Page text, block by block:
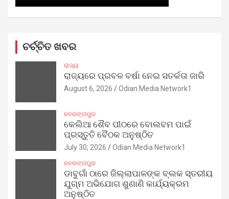
ଚର୍ଚ୍ଚିତ ଖବର
ରାଜ୍ୟ
ରାଜ୍ୟରେ ପ୍ରବଳ ବର୍ଷା ନେଇ ସତର୍କତା ଜାରି
August 6, 2026 Odian Media Network1
ନବରଙ୍ଗପୁର
କେଲିଆ ଶୈବ ପୀଠରେ ବୋଲବମ ପାଇଁ
ପ୍ରସ୍ତୁତି ବୈଠକ ଅନୁଷ୍ଠିତ
July 30, 2026 Odian Media Network1
ନବରଙ୍ଗପୁର
ଡାବୁଗାଁ ଠାରେ ଜିଲ୍ଲାପାଳଙ୍କ ବ୍ଲକ ସ୍ତରୀୟ
ଯୁଗ୍ମ ଅଭିଯୋଗ ଶୁଣାଣି କାର୍ଯ୍ୟକ୍ରମ
ଅନୁଷ୍ଠିତ